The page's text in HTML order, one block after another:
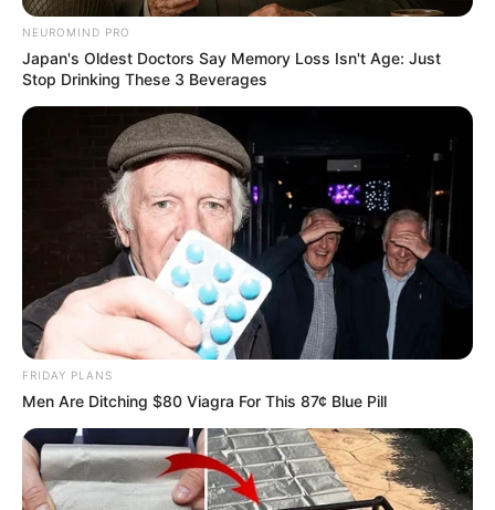
NEUROMIND PRO
Japan's Oldest Doctors Say Memory Loss Isn't Age: Just
Stop Drinking These 3 Beverages
FRIDAY PLANS
Men Are Ditching $80 Viagra For This 87¢ Blue Pill